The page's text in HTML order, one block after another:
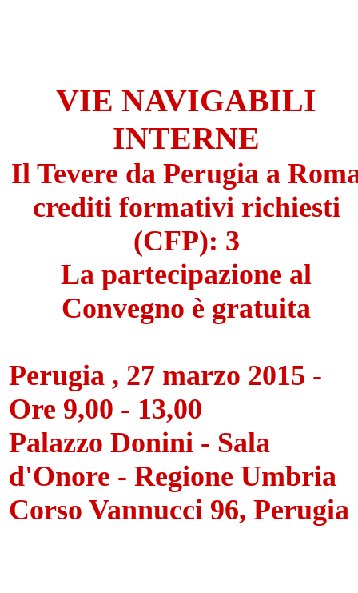
VIE NAVIGABILI
INTERNE
Il Tevere da Perugia a
crediti formativi richiesti
(CFP): 3
La partecipazione al
Convegno è gratuita
Perugia , 27 marzo 2015 -
Ore 9,00 - 13,00
Palazzo Donini - Sala
d'Onore - Regione Umbria
Corso Vannucci 96, Perugia